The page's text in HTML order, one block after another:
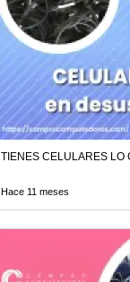
TIENES CELULARES LO
Hace 11 meses